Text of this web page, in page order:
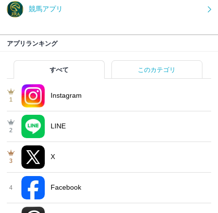
競馬アプリ
アプリランキング
すべて このカテゴリ
1
Instagram
2
LINE
3
X
4 Facebook